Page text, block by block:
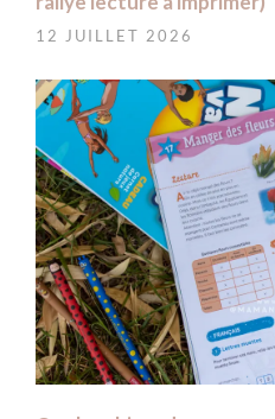
12 JUILLET 2026